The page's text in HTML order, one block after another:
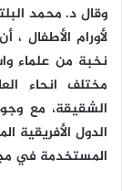
وقال د. محمد
لأورام الأطفال ،
نخبة من علماء
مختلف انحاء
الشقيقة، مع
الدول الأفريقية
المستخدمة في